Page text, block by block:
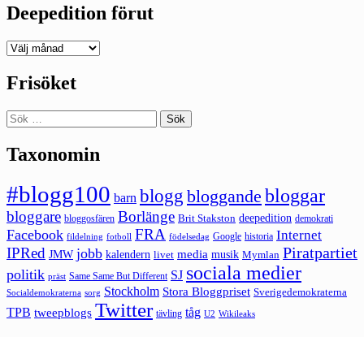
Deepedition förut
Deepedition
Frisöket
Sök
efter:
Taxonomin
#blogg100 barn blogg bloggande bloggar
bloggare bloggosfären Borlänge Brit Stakston deepedition demokrati
Facebook fildelning fotboll FRA födelsedag Google historia Internet
IPRed JMW jobb kalendern livet media musik Mymlan Piratpartiet
politik präst Same Same But Different SJ sociala medier
Socialdemokraterna sorg Stockholm Stora Bloggpriset Sverigedemokraterna
TPB tweepblogs Twitter tävling tåg U2 Wikileaks